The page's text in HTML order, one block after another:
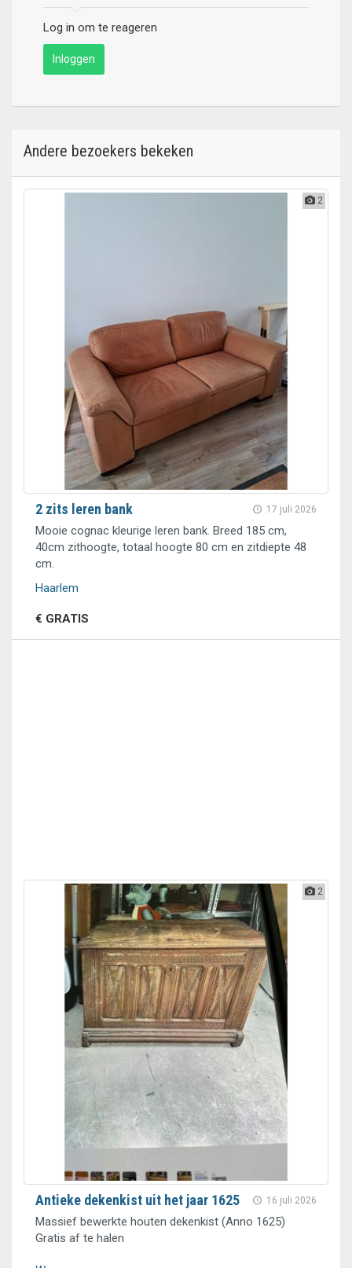
Log in om te reageren
Inloggen
Andere bezoekers bekeken
2
17 juli 2026
2 zits leren bank
Mooie cognac kleurige leren bank. Breed 185 cm,
40cm zithoogte, totaal hoogte 80 cm en zitdiepte 48
cm.
Haarlem
€ GRATIS
2
16 juli 2026
Antieke dekenkist uit het jaar 1625
Massief bewerkte houten dekenkist (Anno 1625)
Gratis af te halen